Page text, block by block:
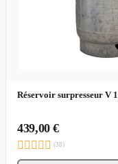
Réservoir surpresseur V
439,00 €
     (38)